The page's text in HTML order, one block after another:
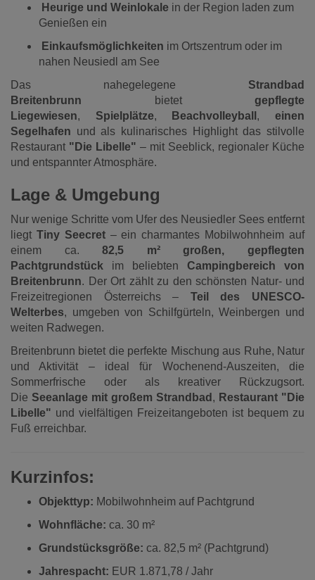
Heurige und Weinlokale in der Region laden zum
Genießen ein
Einkaufsmöglichkeiten im Ortszentrum oder im
nahen Neusiedl am See
Das nahegelegene Strandbad
Breitenbrunn bietet gepflegte
Liegewiesen, Spielplätze, Beachvolleyball ,einen
Segelhafen und als kulinarisches Highlight das stilvolle
Restaurant "Die Libelle" – mit Seeblick, regionaler Küche
und entspannter Atmosphäre.
Lage & Umgebung
Nur wenige Schritte vom Ufer des Neusiedler Sees entfernt
liegt Tiny Seecret– ein charmantes Mobilwohnheim auf
einem ca.82,5 m² großen, gepflegten
Pachtgrundstück im beliebten Campingbereich von
Breitenbrunn. Der Ort zählt zu den schönsten Natur- und
Freizeitregionen Österreichs – Teil des UNESCO-
Welterbes, umgeben von Schilfgürteln, Weinbergen und
weiten Radwegen.
Breitenbrunn bietet die perfekte Mischung aus Ruhe, Natur
und Aktivität – ideal für Wochenend-Auszeiten, die
Sommerfrische oder als kreativer Rückzugsort.
Die Seeanlage mit großem Strandbad , Restaurant "Die
Libelle" und vielfältigen Freizeitangeboten ist bequem zu
Fuß erreichbar.
Kurzinfos:
Objekttyp: Mobilwohnheim auf Pachtgrund
Wohnfläche: ca. 30 m²
Grundstücksgröße: ca. 82,5 m² (Pachtgrund)
Jahrespacht: EUR 1.871,78 / Jahr